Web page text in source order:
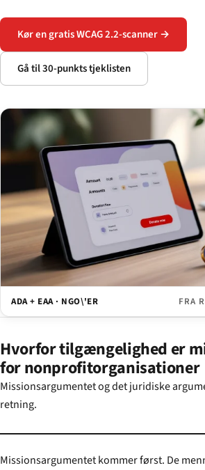
Kør en gratis WCAG 2.2-scanner →
Gå til 30-punkts tjeklisten
ADA + EAA · NGO\'ER FRA
Hvorfor tilgængelighed er
for nonprofitorganisationer
Missions­argumentet og det juridiske
retning.
Missions­argumentet kommer først. De